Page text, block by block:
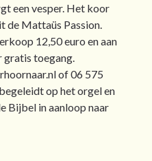
een vesper. Het koor
de Mattaüs Passion.
12,50 euro en aan
gratis toegang.
of 06 575
op het orgel en
Bijbel in aanloop naar